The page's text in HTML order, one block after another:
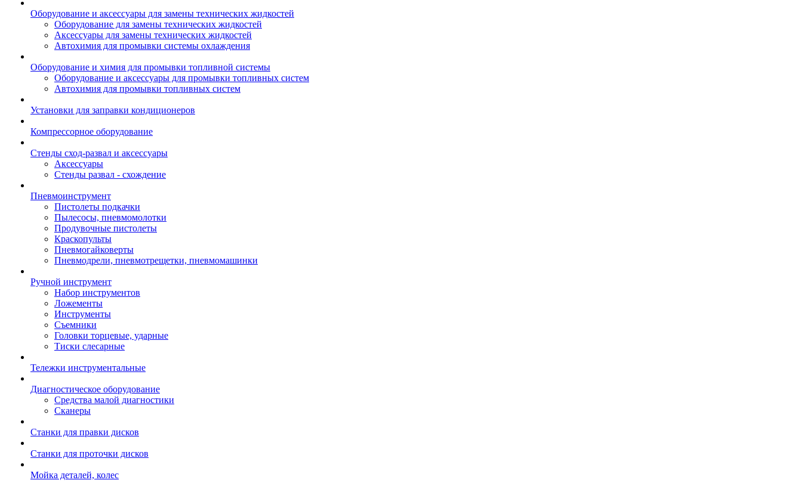
Оборудование и аксессуары для замены технических жидкостей
Оборудование для замены технических жидкостей
Аксессуары для замены технических жидкостей
Автохимия для промывки системы охлаждения
Оборудование и химия для промывки топливной системы
Оборудование и аксессуары для промывки топливных систем
Автохимия для промывки топливных систем
Установки для заправки кондиционеров
Компрессорное оборудование
Стенды сход-развал и аксессуары
Аксессуары
Стенды развал - схождение
Пневмоинструмент
Пистолеты подкачки
Пылесосы, пневмомолотки
Продувочные пистолеты
Краскопульты
Пневмогайковерты
Пневмодрели, пневмотрещетки, пневмомашинки
Ручной инструмент
Набор инструментов
Ложементы
Инструменты
Съемники
Головки торцевые, ударные
Тиски слесарные
Тележки инструментальные
Диагностическое оборудование
Средства малой диагностики
Сканеры
Станки для правки дисков
Станки для проточки дисков
Мойка деталей, колес